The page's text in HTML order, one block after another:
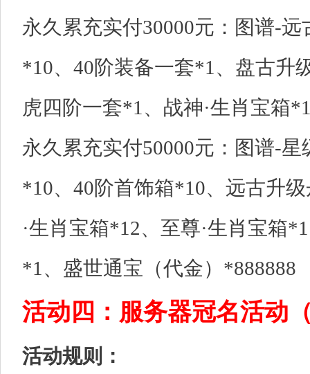
永久累充实付30000元：图谱-
*10、40阶装备一套*1、盘古升
虎四阶一套*1、战神·生肖宝箱
永久累充实付50000元：图谱-
*10、40阶首饰箱*10、远古升
·生肖宝箱*12、至尊·生肖宝箱
*1、盛世通宝（代金）*888888
活动四：服务器冠名活动
活动规则：